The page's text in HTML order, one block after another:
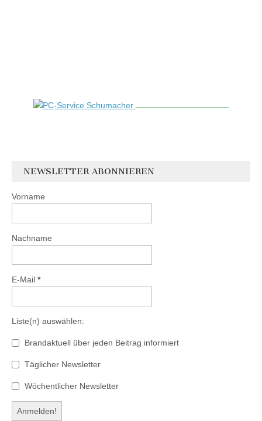
NEWSLETTER ABONNIEREN
Vorname
Nachname
E-Mail *
Liste(n) auswählen:
Brandaktuell über jeden Beitrag informiert
Täglicher Newsletter
Wöchentlicher Newsletter